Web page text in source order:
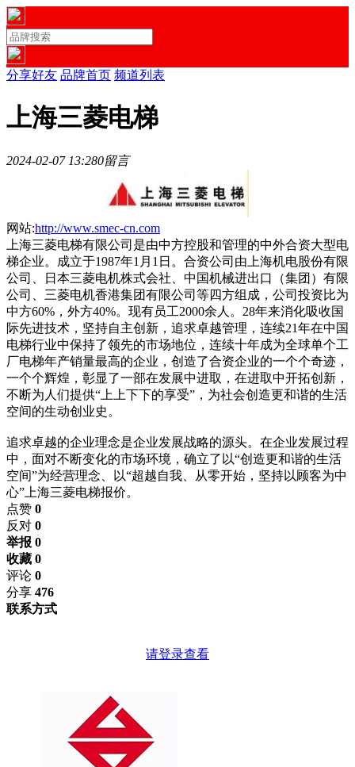
分享好友 品牌首页 频道列表
上海三菱电梯
2024-02-07 13:280留言
网站:http://www.smec-cn.com
上海三菱电梯有限公司是由中方控股和管理的中外合资大型电
梯企业。成立于1987年1月1日。合资公司由上海机电股份有限
公司、日本三菱电机株式会社、中国机械进出口（集团）有限
公司、三菱电机香港集团有限公司等四方组成，公司投资比为
中方60%，外方40%。现有员工2000余人。28年来消化吸收国
际先进技术，坚持自主创新，追求卓越管理，连续21年在中国
电梯行业中保持了领先的市场地位，连续十年成为全球单个工
厂电梯年产销量最高的企业，创造了合资企业的一个个奇迹，
一个个辉煌，彰显了一部在发展中进取，在进取中开拓创新，
不断为人们提供“上上下下的享受”，为社会创造更和谐的生活
空间的生动创业史。
追求卓越的企业理念是企业发展战略的源头。在企业发展过程
中，面对不断变化的市场环境，确立了以“创造更和谐的生活
空间”为经营理念、以“超越自我、从零开始，坚持以顾客为中
心”上海三菱电梯报价。
点赞 0
反对 0
举报 0
收藏 0
评论 0
分享 476
联系方式
请登录查看